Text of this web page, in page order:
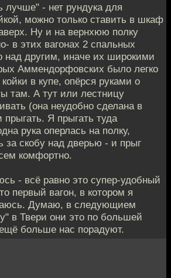
- нет рундука для
можно только ставить в шкаф
Ну и на вернхюю полку
в этих вагонах 2 спальных
над другим, иначе их широкими
Аммендорфовских было легко
в купе, опёрся руками о
там. А тут или лестницу
(она неудобно сделана в
прыгать. Я прыгать туда
рука оперлась на полку,
за скобу над дверью - и прыг
комфортно.
- всё равно это супер-удобный
первый вагон, в котором я
Думаю, в следующием
в Твери они это по большей
больше нас порадуют.